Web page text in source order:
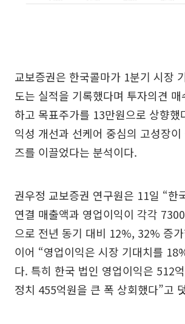
교보증권은 한국콜마가 1분기 시장
도는 실적을 기록했다며 투자의견 매
하고 목표주가를 13만원으로 상향했
익성 개선과 선케어 중심의 고성장이
즈를 이끌었다는 분석이다.
권우정 교보증권 연구원은 11일 “한
연결 매출액과 영업이익이 각각
으로 전년 동기 대비 12%, 32% 증
이어 “영업이익은 시장 기대치를
다. 특히 한국 법인 영업이익은 512
정치 455억원을 큰 폭 상회했다”고